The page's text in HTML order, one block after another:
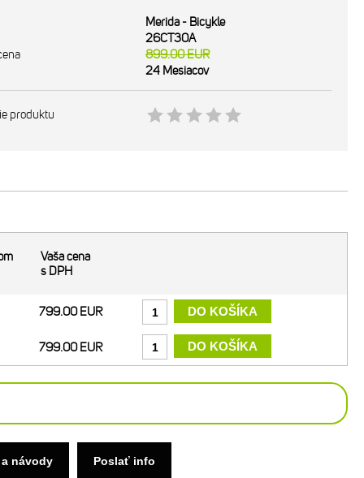
Merida - Bicykle
26CT30A
899.00EUR
24 Mesiacov
produktu
Vaša cena
s DPH
799.00 EUR
799.00 EUR
návody Poslať info